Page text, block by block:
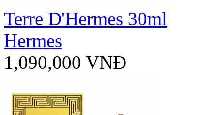
Terre D'Hermes 30ml
Hermes
1,090,000 VNĐ